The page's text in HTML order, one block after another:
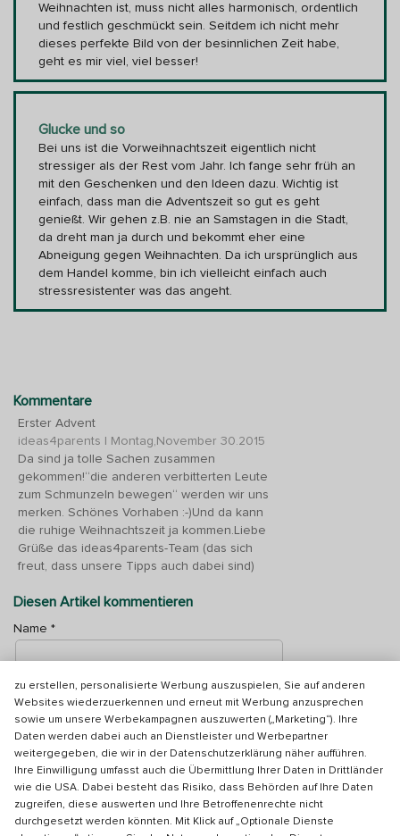
Weihnachten ist, muss nicht alles harmonisch, ordentlich
und festlich geschmückt sein. Seitdem ich nicht mehr
dieses perfekte Bild von der besinnlichen Zeit habe,
geht es mir viel, viel besser!
Glucke und so
Bei uns ist die Vorweihnachtszeit eigentlich nicht
stressiger als der Rest vom Jahr. Ich fange sehr früh an
mit den Geschenken und den Ideen dazu. Wichtig ist
einfach, dass man die Adventszeit so gut es geht
genießt. Wir gehen z.B. nie an Samstagen in die Stadt,
da dreht man ja durch und bekommt eher eine
Abneigung gegen Weihnachten. Da ich ursprünglich aus
dem Handel komme, bin ich vielleicht einfach auch
stressresistenter was das angeht.
Kommentare
Erster Advent
ideas4parents
Montag,November 30.2015
Da sind ja tolle Sachen zusammen
gekommen!“die anderen verbitterten Leute
zum Schmunzeln bewegen“ werden wir uns
merken. Schönes Vorhaben :-)Und da kann
die ruhige Weihnachtszeit ja kommen.Liebe
Grüße das ideas4parents-Team (das sich
freut, dass unsere Tipps auch dabei sind)
Diesen Artikel kommentieren
Name *
Email (wird nicht angezeigt) *
Kommentar*
Wir verwenden optionale Dienste, die Informationen auf Ihrem Endgerät
speichern oder auslesen sowie Ihre personenbezogenen Daten
verarbeiten, nur mit Ihrer Einwilligung. Dies erfolgt, um zusätzliche und
Medien einzubinden („funktionell“), Ihre Nutzung unserer Plattform zu
Nutzerverhalten unsere Website anzupassen und zu optimieren
zu erstellen, personalisierte Werbung auszuspielen, Sie auf anderen
Websites wiederzuerkennen und erneut mit Werbung anzusprechen
sowie um unsere Werbekampagnen auszuwerten („Marketing“). Ihre
Daten werden dabei auch an Dienstleister und Werbepartner
weitergegeben, die wir in der Datenschutzerklärung näher aufführen.
Ihre Einwilligung umfasst auch die Übermittlung Ihrer Daten in Drittländer
wie die USA. Dabei besteht das Risiko, dass Behörden auf Ihre Daten
zugreifen, diese auswerten und Ihre Betroffenenrechte nicht
durchgesetzt werden könnten. Mit Klick auf „Optionale Dienste